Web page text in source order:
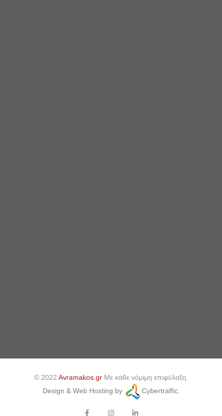
© 2022 Avramakos.grΜε κάθε νόμιμη επιφύλαξη.
Design & Web Hosting by
Cybertraffic.